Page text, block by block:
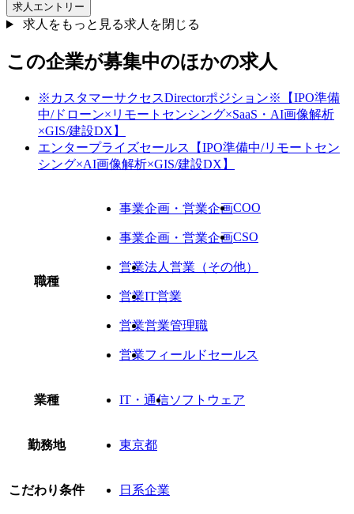
求人エントリー
求人をもっと見る求人を閉じる
この企業が募集中のほかの求人
※カスタマーサクセスDirectorポジション※【IPO準備
中/ドローン×リモートセンシング×SaaS・AI画像解析
×GIS/建設DX】
エンタープライズセールス【IPO準備中/リモートセン
シング×AI画像解析×GIS/建設DX】
職種
事業企画・営業企画COO
事業企画・営業企画CSO
営業法人営業（その他）
営業IT営業
営業営業管理職
営業フィールドセールス
業種 IT・通信ソフトウェア
勤務地 東京都
こだわり条件 日系企業